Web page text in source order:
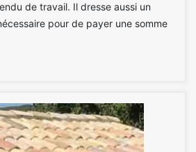
de travail. Il dresse aussi un
pour de payer une somme